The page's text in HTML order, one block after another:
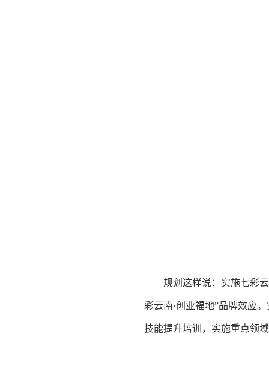
规划这样说：实施七彩
彩云南·创业福地”品牌效应
技能提升培训，实施重点领